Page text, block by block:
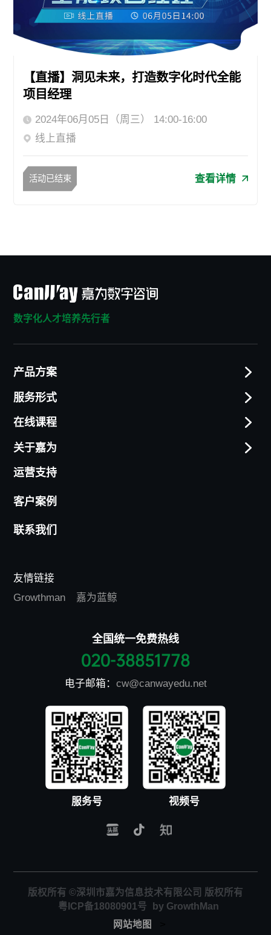
【直播】洞见未来，打造数字化时代全能
项目经理
2024年06月05日（周三） 14:00-16:00
线上直播
活动已结束 查看详情
数字化人才培养先行者
产品方案
服务形式
在线课程
关于嘉为
运营支持
客户案例
联系我们
友情链接
Growthman
嘉为蓝鲸
全国统一免费热线
020-38851778
电子邮箱： cw@canwayedu.net
服务号 视频号
版权所有 ©深圳市嘉为信息技术有限公司 版权所有
粤ICP备18080901号
by GrowthMan
网站地图